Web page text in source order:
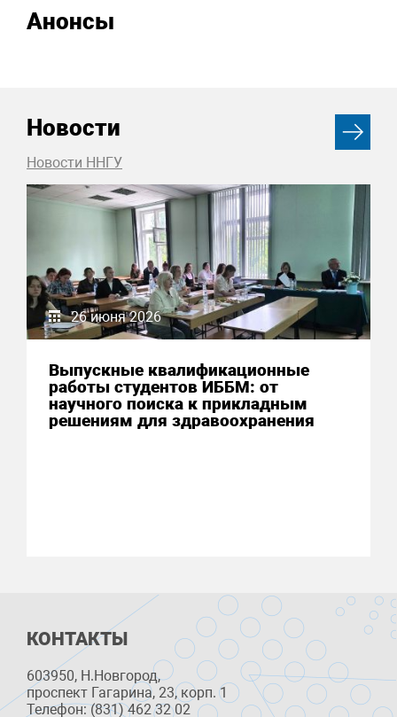
Анонсы
Новости
Новости ННГУ
26 июня 2026
Выпускные квалификационные
работы студентов ИББМ: от
научного поиска к прикладным
решениям для здравоохранения
КОНТАКТЫ
603950, Н.Новгород,
проспект Гагарина, 23, корп. 1
Телефон: (831) 462 32 02